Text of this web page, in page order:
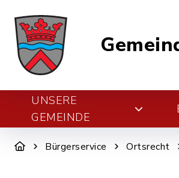
UNSERE
GEMEINDE
Bürgerservice Ortsrecht